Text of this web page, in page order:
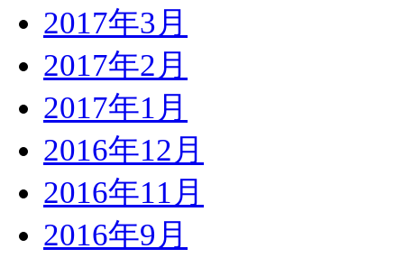
2017年3月
2017年2月
2017年1月
2016年12月
2016年11月
2016年9月